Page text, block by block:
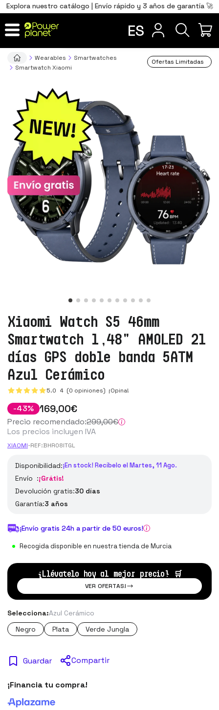
Explora nuestro catálogo | Envío rápido y 3 años de garantía 🚀
ES
Wearables
Smartwatches
Smartwatch Xiaomi
Ofertas Limitadas
Xiaomi Watch S5 46mm
Smartwatch 1,48" AMOLED 21
días GPS doble banda 5ATM
Azul Cerámico
5.0 4 (0 opiniones) ¡Opina!
-43% 169,00€
Precio recomendado:299,00€
Los precios incluyen IVA
XIAOMI-REF:BHR08ITGL
Disponibilidad:¡En stock! Recíbelo el Martes, 11 Ago.
Envío :¡Grátis!
Devolución gratis:30 días
Garantía:3 años
¡Envío gratis 24h a partir de 50 euros!
Recogida disponible en nuestra tienda de Murcia
¡Llévatelo hoy al mejor precio! 🛒
VER OFERTAS!
Selecciona:Azul Cerámico
Negro
Plata Verde Jungla
Guardar Compartir
¡Financia tu compra!
Total 0,00€
IR AL CARRITO
Português
PT
FR